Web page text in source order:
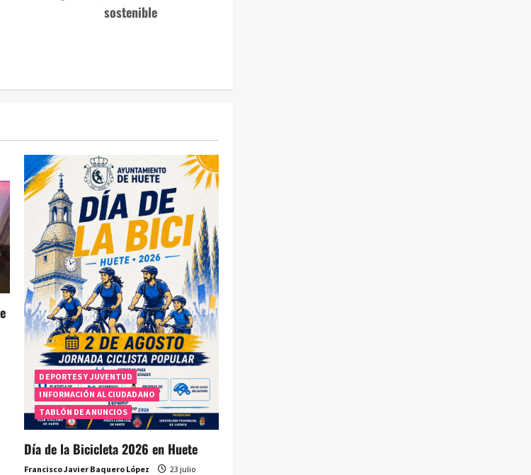
sostenible
DEPORTES Y JUVENTUD
INFORMACIÓN AL CIUDADANO
TABLÓN DE ANUNCIOS
Día de la Bicicleta 2026 en Huete
Francisco Javier Baquero López
23 julio